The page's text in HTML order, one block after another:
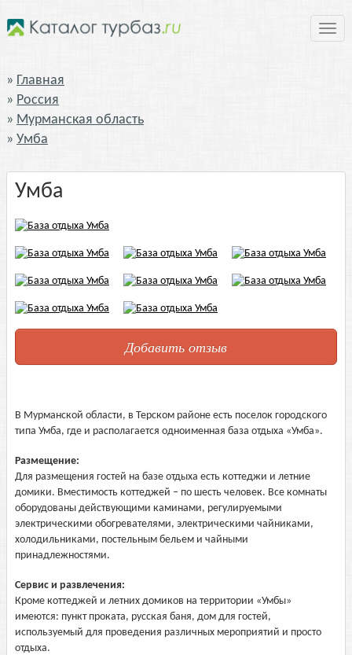
Главная
Россия
Мурманская область
Умба
Умба
Добавить отзыв
В Мурманской области, в Терском районе есть поселок городского
типа Умба, где и располагается одноименная база отдыха «Умба».
Размещение:
Для размещения гостей на базе отдыха есть коттеджи и летние
домики. Вместимость коттеджей – по шесть человек. Все комнаты
оборудованы действующими каминами, регулируемыми
электрическими обогревателями, электрическими чайниками,
холодильниками, постельным бельем и чайными
принадлежностями.
Сервис и развлечения:
Кроме коттеджей и летних домиков на территории «Умбы»
имеются: пункт проката, русская баня, дом для гостей,
используемый для проведения различных мероприятий и просто
отдыха.